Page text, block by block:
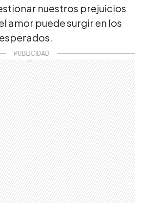
nuestros prejuicios
amor puede surgir en los